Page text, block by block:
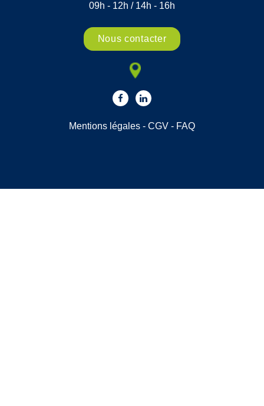
09h - 12h / 14h - 16h
Nous contacter
Mentions légales - CGV - FAQ